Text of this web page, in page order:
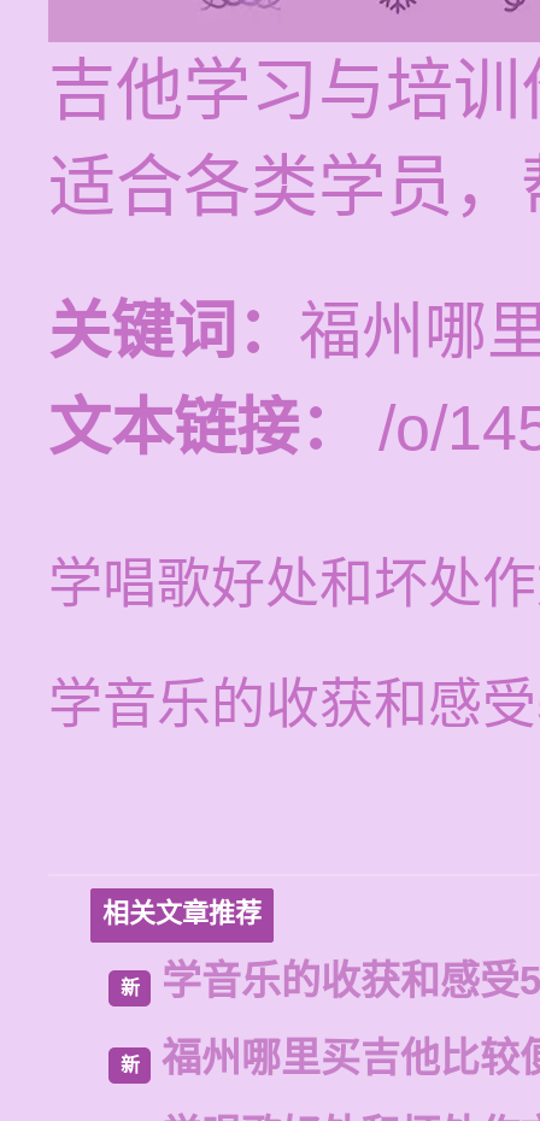
吉他学习与培
适合各类学员
关键词： 福州哪
文本链接：
/o/
学唱歌好处和坏处
学音乐的收获和感
相关文章推荐
新 学音乐的收获和感受
新
福州哪里买吉他比较